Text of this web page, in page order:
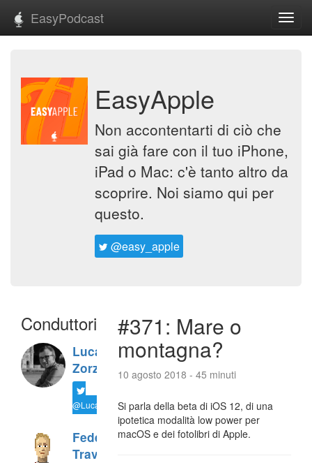
EasyPodcast
EasyApple
Non accontentarti di ciò che
sai già fare con il tuo iPhone,
iPad o Mac: c'è tanto altro da
scoprire. Noi siamo qui per
questo.
@easy_apple
Conduttori
Luca
Zorzi
@LucaTNT
Federico
Travaini
#371: Mare o
montagna?
10 agosto 2018 - 45 minuti
Si parla della beta di iOS 12, di una
ipotetica modalità low power per
macOS e dei fotolibri di Apple.